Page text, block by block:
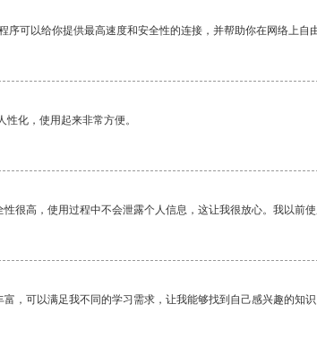
序可以给你提供最高速度和安全性的连接，并帮助你在网络上自
性化，使用起来非常方便。
很高，使用过程中不会泄露个人信息，这让我很放心。我以前
，可以满足我不同的学习需求，让我能够找到自己感兴趣的知识